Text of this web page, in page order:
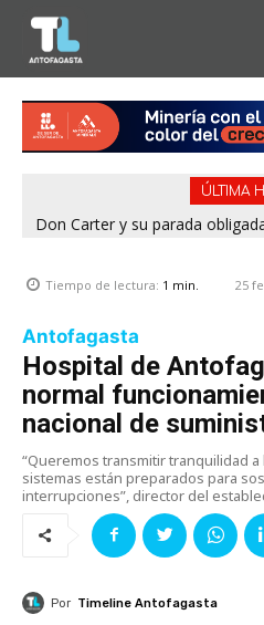
ÚLTIMA
Don Carter y su parada
Tiempo de lectura: 1 min. 25
Antofagasta
Hospital de
normal
nacional de
“Queremos transmitir tranquilidad
sistemas están preparados para
interrupciones”, director del
Por Timeline Antofagasta